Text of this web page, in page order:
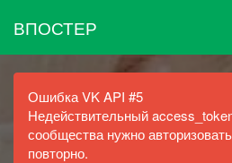
ВПОСТЕР
Ошибка VK API #5
Недействительный
сообщества нужно
повторно.